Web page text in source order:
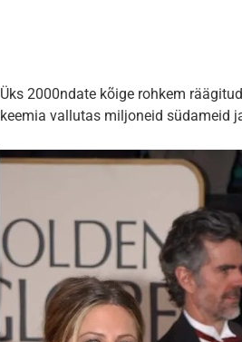
Üks 2000ndate kõige rohkem
keemia vallutas miljoneid südameid